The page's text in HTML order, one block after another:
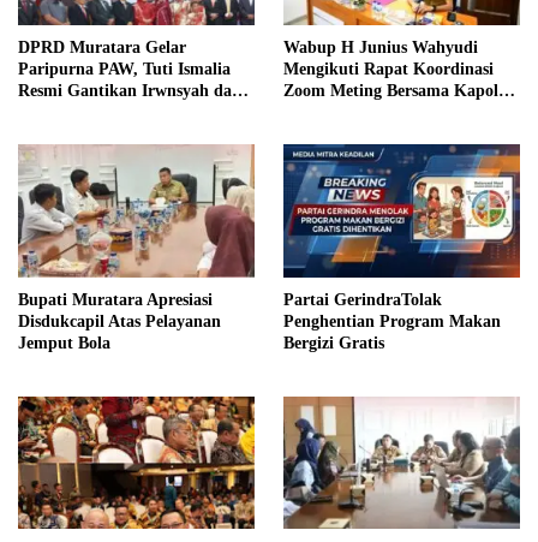
DPRD Muratara Gelar
Paripurna PAW, Tuti Ismalia
Resmi Gantikan Irwnsyah dari
Wabup H Junius Wahyudi
Mengikuti Rapat Koordinasi
Zoom Meting Bersama Kapolres
Bupati Muratara Apresiasi
Disdukcapil Atas Pelayanan
Jemput Bola
Partai GerindraTolak
Penghentian Program Makan
Bergizi Gratis